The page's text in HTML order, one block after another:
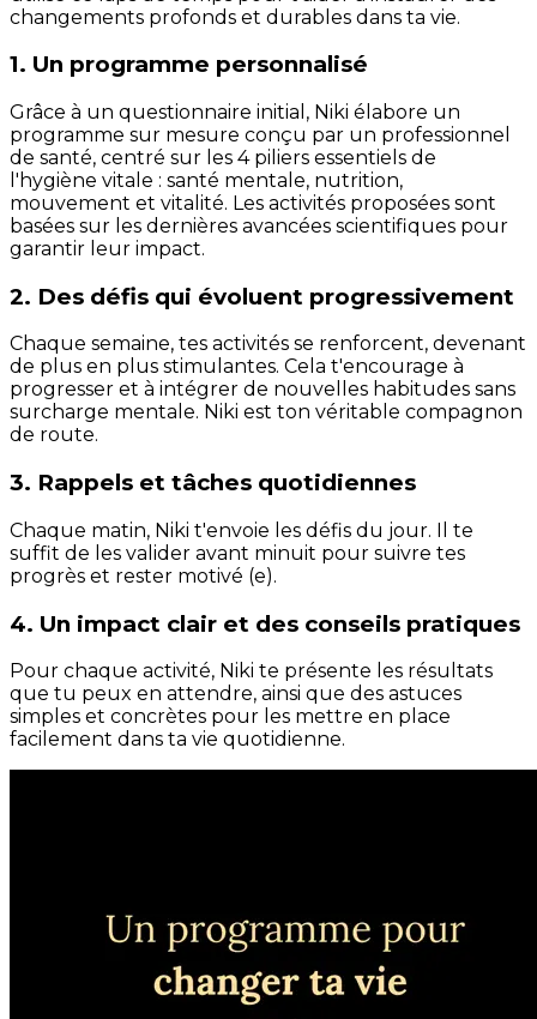
changements profonds et durables dans ta vie.
1. Un programme personnalisé
Grâce à un questionnaire initial, Niki élabore un
programme sur mesure conçu par un professionnel
de santé, centré sur les 4 piliers essentiels de
l'hygiène vitale : santé mentale, nutrition,
mouvement et vitalité. Les activités proposées sont
basées sur les dernières avancées scientifiques pour
garantir leur impact.
2. Des défis qui évoluent progressivement
Chaque semaine, tes activités se renforcent, devenant
de plus en plus stimulantes. Cela t'encourage à
progresser et à intégrer de nouvelles habitudes sans
surcharge mentale. Niki est ton véritable compagnon
de route.
3. Rappels et tâches quotidiennes
Chaque matin, Niki t'envoie les défis du jour. Il te
suffit de les valider avant minuit pour suivre tes
progrès et rester motivé (e).
4. Un impact clair et des conseils pratiques
Pour chaque activité, Niki te présente les résultats
que tu peux en attendre, ainsi que des astuces
simples et concrètes pour les mettre en place
facilement dans ta vie quotidienne.